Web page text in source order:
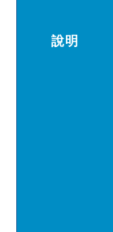
說明